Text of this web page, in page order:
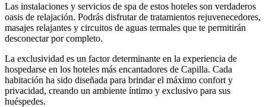
Las instalaciones y servicios de spa de estos hoteles son verdaderos
oasis de relajación. Podrás disfrutar de tratamientos rejuvenecedores,
masajes relajantes y circuitos de aguas termales que te permitirán
desconectar por completo.
La exclusividad es un factor determinante en la experiencia de
hospedarse en los hoteles más encantadores de Capilla. Cada
habitación ha sido diseñada para brindar el máximo confort y
privacidad, creando un ambiente íntimo y exclusivo para sus
huéspedes.